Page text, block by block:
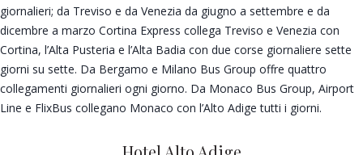
giornalieri; da Treviso e da Venezia da giugno a settembre e da
dicembre a marzo Cortina Express collega Treviso e Venezia con
Cortina, l’Alta Pusteria e l’Alta Badia con due corse giornaliere sette
giorni su sette. Da Bergamo e Milano Bus Group offre quattro
collegamenti giornalieri ogni giorno. Da Monaco Bus Group, Airport
Line e FlixBus collegano Monaco con l’Alto Adige tutti i giorni.